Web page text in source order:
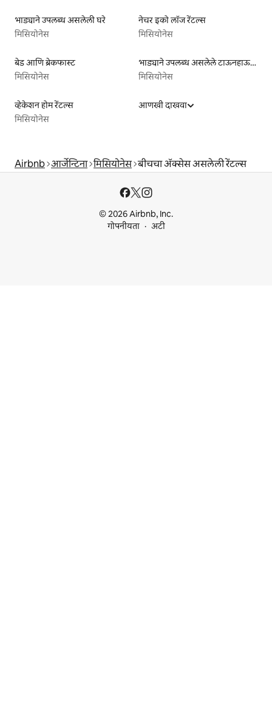
भाड्याने उपलब्ध असलेली घरे
मिसियोनेस
नेचर इको लॉज रेंटल्स
मिसियोनेस
बेड आणि ब्रेकफास्ट
मिसियोनेस
भाड्याने उपलब्ध असलेले टाऊनहाऊस
मिसियोनेस
व्हेकेशन होम रेंटल्स
मिसियोनेस
आणखी दाखवा
Airbnb आर्जेन्टिना मिसियोनेस बीचचा ॲक्सेस असलेली रेंटल्स
© 2026 Airbnb, Inc.
गोपनीयता
अटी